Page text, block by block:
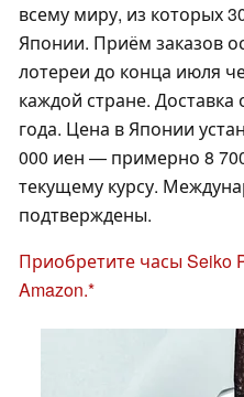
всему миру, из которых
Японии. Приём заказов
лотереи до конца июля
каждой стране.
года. Цена в Японии
000 иен — примерно 8
текущему курсу.
подтверждены.
Приобретите часы Seiko
Amazon.